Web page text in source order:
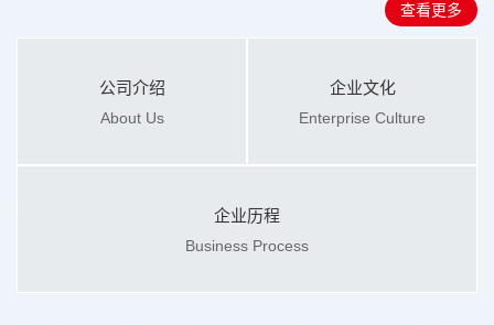
查看更多
公司介绍
About Us
企业文化
Enterprise Culture
企业历程
Business Process